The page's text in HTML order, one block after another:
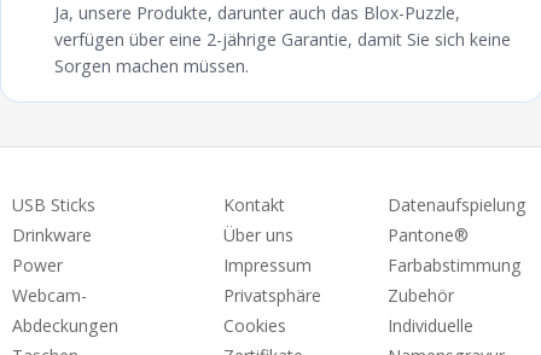
Ja, unsere Produkte, darunter auch das Blox-Puzzle,
verfügen über eine 2-jährige Garantie, damit Sie sich keine
Sorgen machen müssen.
USB Sticks
Drinkware
Power
Webcam-
Abdeckungen
Kontakt
Über uns
Impressum
Privatsphäre
Cookies
Datenaufspielung
Pantone®
Farbabstimmung
Zubehör
Individuelle